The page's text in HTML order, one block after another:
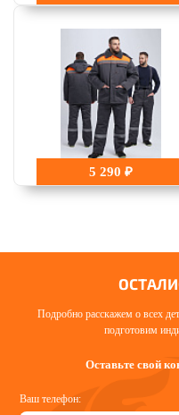
5 290 ₽
Подробно расскажем о всех
подготовим
Оставьте свой
Ваш телефон: